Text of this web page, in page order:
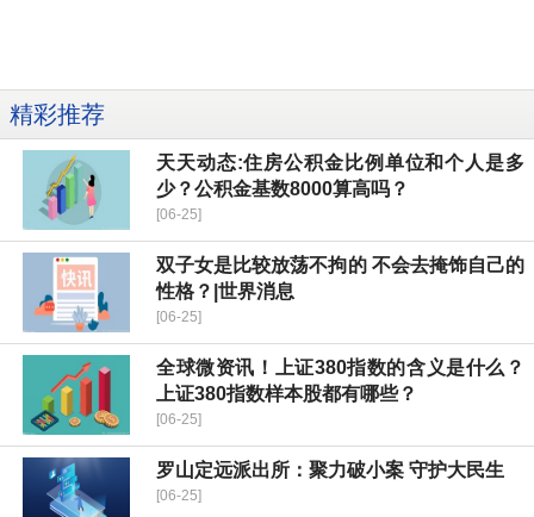
精彩推荐
天天动态:住房公积金比例单位和个人是多
少？公积金基数8000算高吗？
[06-25]
双子女是比较放荡不拘的 不会去掩饰自己的
性格？|世界消息
[06-25]
全球微资讯！上证380指数的含义是什么？
上证380指数样本股都有哪些？
[06-25]
罗山定远派出所：聚力破小案 守护大民生
[06-25]